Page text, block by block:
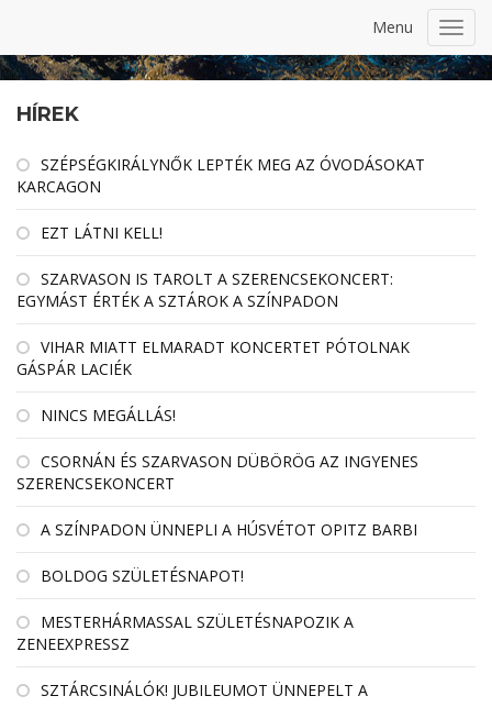
Menu
HÍREK
SZÉPSÉGKIRÁLYNŐK LEPTÉK MEG AZ ÓVODÁSOKAT
KARCAGON
EZT LÁTNI KELL!
SZARVASON IS TAROLT A SZERENCSEKONCERT:
EGYMÁST ÉRTÉK A SZTÁROK A SZÍNPADON
VIHAR MIATT ELMARADT KONCERTET PÓTOLNAK
GÁSPÁR LACIÉK
NINCS MEGÁLLÁS!
CSORNÁN ÉS SZARVASON DÜBÖRÖG AZ INGYENES
SZERENCSEKONCERT
A SZÍNPADON ÜNNEPLI A HÚSVÉTOT OPITZ BARBI
BOLDOG SZÜLETÉSNAPOT!
MESTERHÁRMASSAL SZÜLETÉSNAPOZIK A
ZENEEXPRESSZ
SZTÁRCSINÁLÓK! JUBILEUMOT ÜNNEPELT A